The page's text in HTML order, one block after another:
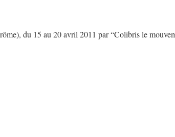
du 15 au 20 avril 2011 par “Colibris le